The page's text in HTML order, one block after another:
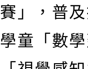
賽」，普
學童「數